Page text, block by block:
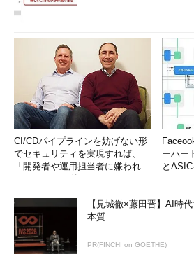
CI/CDパイプラインを妨げない形
でセキュリティを実現すれば、
「開発者や運用担当者に嫌われな
ーハー
と
【見城徹×藤田晋】AI時
本質
PR(FINCHI on GOETHE)